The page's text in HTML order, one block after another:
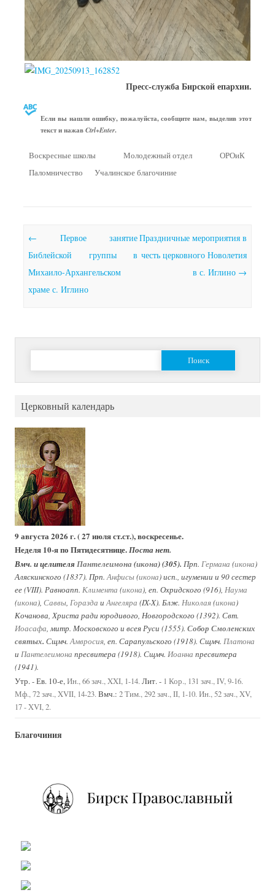
Пресс-служба Бирской епархии.
Если вы нашли ошибку, пожалуйста, сообщите нам, выделив этот
текст и нажавCtrl+Enter.
Воскресные школы Молодежный отдел
ОРОиК
Паломничество
Учалинское благочиние
Почтовая навигация
← Первое занятие
Библейской группы в
Михаило-Архангельском
храме с. Иглино
Праздничные мероприятия в
честь церковного Новолетия
в с. Иглино →
Найти:
Церковный календарь
9 августа 2026 г. ( 27 июля ст.ст.), воскресенье.
Неделя 10-я по Пятидесятнице.Поста нет.
Вмч. и целителяПантелеимона (икона) (305). Прп. Германа (икона)
Аляскинского (1837). Прп.Анфисы(икона) исп., игумении и 90 сестер
ее (VIII). Равноапп. Климента (икона), еп. Охридского (916), Наума
(икона), Саввы, Горазда иАнгеляра (IX-X). Блж. Николая(икона)
Кочанова, Христа ради юродивого, Новгородского (1392). Свт.
Иоасафа, митр. Московского и всея Руси (1555). Собор Смоленских
святых. Сщмч.Амвросия, еп. Сарапульского (1918). Сщмч. Платона
и Пантелеимона пресвитера (1918). Сщмч. Иоанна пресвитера
(1941).
Утр. - Ев. 10-е,Ин., 66 зач., XXI, 1-14. Лит. - 1 Кор., 131 зач., IV, 9-16.
Мф., 72 зач., XVII, 14-23. Вмч.: 2 Тим., 292 зач., II, 1-10. Ин., 52 зач., XV,
17 - XVI, 2.
Благочиния